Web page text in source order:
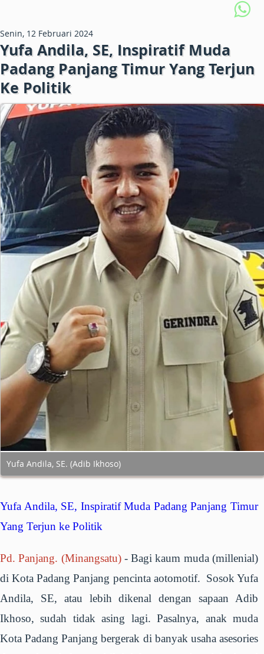
Senin, 12 Februari 2024
Yufa Andila, SE, Inspiratif Muda
Padang Panjang Timur Yang Terjun
Ke Politik
Yufa Andila, SE. (Adib Ikhoso)
Yufa Andila, SE, Inspiratif Muda Padang Panjang Timur
Yang Terjun ke Politik
Pd. Panjang. (Minangsatu) -Bagi kaum muda (millenial)
di Kota Padang Panjang pencinta aotomotif. Sosok Yufa
Andila, SE, atau lebih dikenal dengan sapaan Adib
Ikhoso, sudah tidak asing lagi. Pasalnya, anak muda
Kota Padang Panjang bergerak di banyak usaha asesories